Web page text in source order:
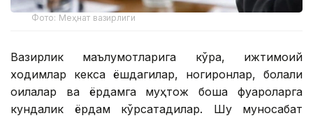
Фото: Меҳнат вазирлиги
Вазирлик маълумотларига кўра, ижтимоий
ходимлар кекса ёшдагилар, ногиронлар, болали
оилалар ва ёрдамга муҳтож бошқа фуқароларга
кундалик ёрдам кўрсатадилар. Шу муносабат